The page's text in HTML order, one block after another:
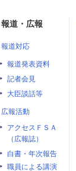
報道・広報
報道対応
報道発表資料
記者会見
大臣談話等
広報活動
アクセスＦＳＡ
（広報誌）
白書・年次報告
職員による講演